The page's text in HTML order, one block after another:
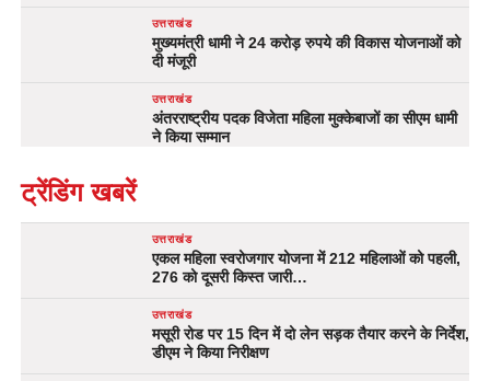
उत्तराखंड
मुख्यमंत्री धामी ने 24 करोड़ रुपये की विकास योजनाओं को
दी मंजूरी
उत्तराखंड
अंतरराष्ट्रीय पदक विजेता महिला मुक्केबाजों का सीएम धामी
ने किया सम्मान
ट्रेंडिंग खबरें
उत्तराखंड
एकल महिला स्वरोजगार योजना में 212 महिलाओं को पहली,
276 को दूसरी किस्त जारी…
उत्तराखंड
मसूरी रोड पर 15 दिन में दो लेन सड़क तैयार करने के निर्देश,
डीएम ने किया निरीक्षण